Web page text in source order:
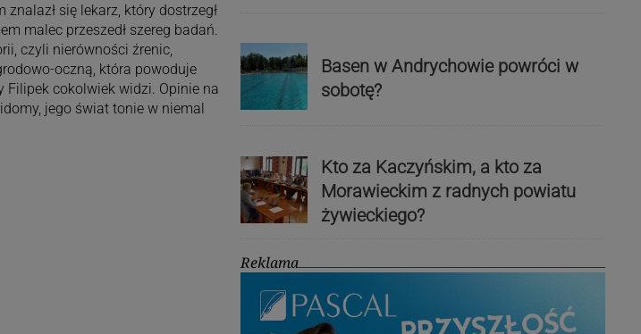
się lekarz, który dostrzegł
malec przeszedł szereg badań.
czyli nierówności źrenic,
oczną, która powoduje
Filipek cokolwiek widzi. Opinie na
jego świat tonie w niemal
Basen w Andrychowie powróci w
sobotę?
Kto za Kaczyńskim, a kto za
Morawieckim z radnych powiatu
żywieckiego?
Reklama